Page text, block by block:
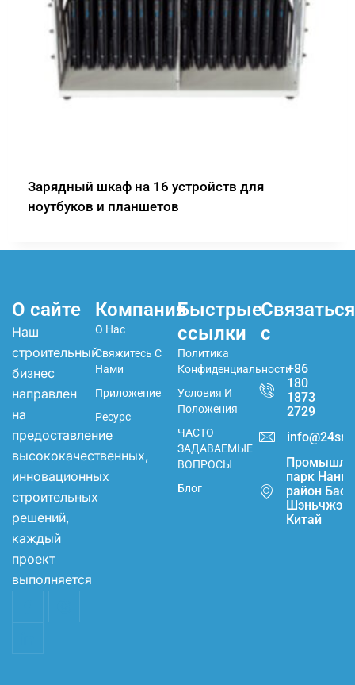
Зарядный шкаф на 16 устройств для
ноутбуков и планшетов
О сайте
Наш
строительный
бизнес
направлен
на
предоставление
высококачественных,
инновационных
строительных
решений,
каждый
проект
выполняется
Компания
О Нас
Свяжитесь С
Нами
Приложение
Ресурс
Быстрые
ссылки
Политика
Конфиденциальности
Условия И
Положения
ЧАСТО
ЗАДАВАЕМЫЕ
ВОПРОСЫ
Блог
Связаться
с
+86
180
1873
2729
парк
район
Китай